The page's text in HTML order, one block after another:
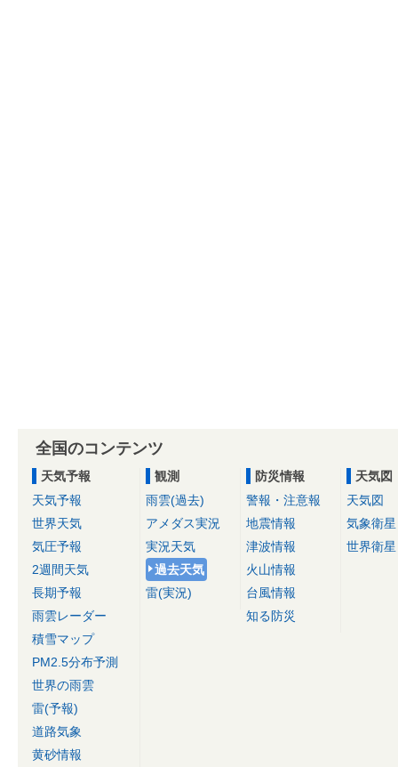
全国のコンテンツ
天気予報
天気予報
世界天気
気圧予報
2週間天気
長期予報
雨雲レーダー
積雪マップ
PM2.5分布予測
世界の雨雲
雷(予報)
道路気象
黄砂情報
観測
雨雲(過去)
アメダス実況
実況天気
過去天気
雷(実況)
防災情報
警報・注意報
地震情報
津波情報
火山情報
台風情報
知る防災
天気図
天気図
気象衛星
世界衛星